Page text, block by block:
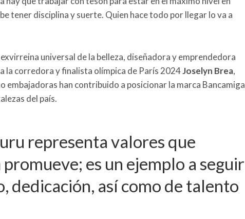
tener disciplina y suerte. Quien hace todo por llegar lo va a
exvirreina universal de la belleza, diseñadora y emprendedora
a la corredora y finalista olímpica de París 2024Joselyn Brea,
embajadoras han contribuido a posicionar la marca Bancamiga
del país.
representa valores que
es un ejemplo a seguir
dedicación, así como de talento